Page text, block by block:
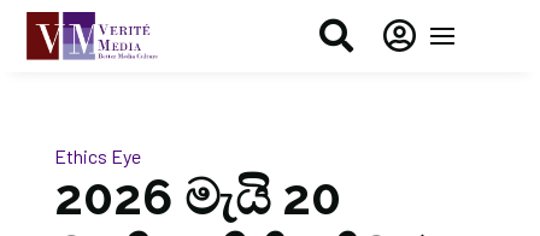
 
Ethics Eye
2026 මැයි 20